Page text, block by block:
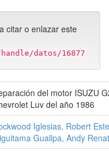
citar o enlazar este
datos/16877
del motor ISUZU
Luv del año 1986
Iglesias, Robert
Guallpa, Andy